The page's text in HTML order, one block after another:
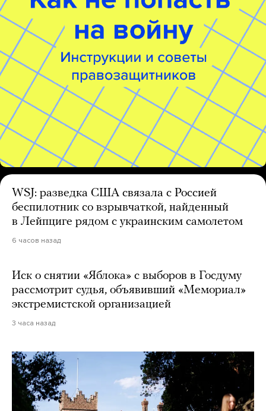
WSJ: разведка США связала с Россией
беспилотник со взрывчаткой, найденный
в Лейпциге рядом с украинским самолетом
6 часов назад
Иск о снятии «Яблока» с выборов в Госдуму
рассмотрит судья, объявивший «Мемориал»
экстремистской организацией
3 часа назад